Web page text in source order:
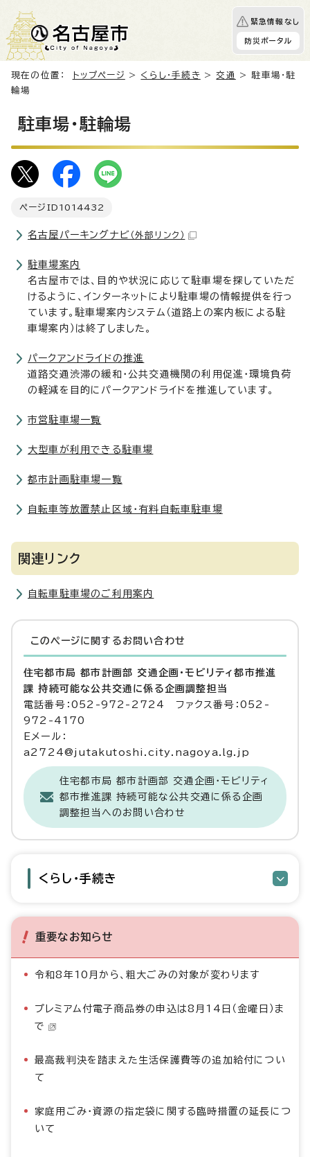
緊急情報なし
防災ポータル
現在の位置： トップページ > くらし・手続き >交通
> 駐車場・駐
輪場
駐車場・駐輪場
ページID 1014432
名古屋パーキングナビ （外部リンク）
駐車場案内
名古屋市では、目的や状況に応じて駐車場を探していただ
けるように、インターネットにより駐車場の情報提供を行っ
ています。駐車場案内システム（道路上の案内板による駐
車場案内）は終了しました。
パークアンドライドの推進
道路交通渋滞の緩和・公共交通機関の利用促進・環境負荷
の軽減を目的にパークアンドライドを推進しています。
市営駐車場一覧
大型車が利用できる駐車場
都市計画駐車場一覧
自転車等放置禁止区域・有料自転車駐車場
関連リンク
自転車駐車場のご利用案内
このページに関する お問い合わせ
住宅都市局 都市計画部 交通企画・モビリティ都市推進
課 持続可能な公共交通に係る企画調整担当
電話番号：052-972-2724 ファクス番号：052-
972-4170
Eメール：
a2724@jutakutoshi.city.nagoya.lg.jp
住宅都市局 都市計画部 交通企画・モビリティ
都市推進課 持続可能な公共交通に係る企画
調整担当へのお問い合わせ
くらし・手続き
重要なお知らせ
令和8年10月から、粗大ごみの対象が変わります
プレミアム付電子商品券の申込は8月14日（金曜日）ま
で
最高裁判決を踏まえた生活保護費等の追加給付につい
て
家庭用ごみ・資源の指定袋に関する臨時措置の延長につ
いて